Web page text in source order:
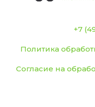
+7
Политика
Согласие на